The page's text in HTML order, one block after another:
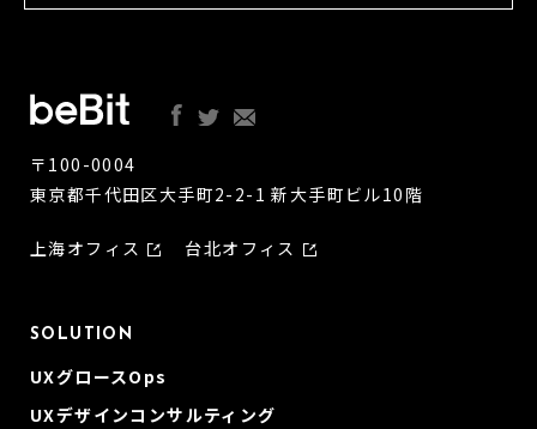
〒100-0004
東京都千代田区大手町2-2-1 新大手町ビル10階
上海オフィス 台北オフィス
SOLUTION
UXグロースOps
UXデザインコンサルティング